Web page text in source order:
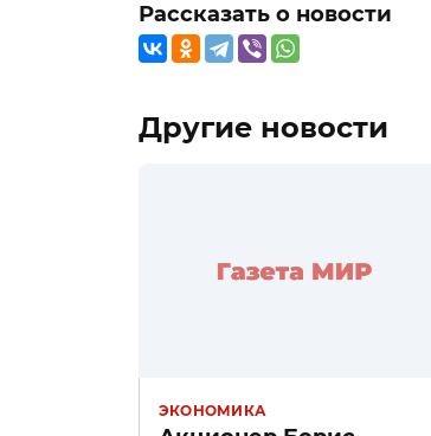
Рассказать о новости
Другие новости
ЭКОНОМИКА